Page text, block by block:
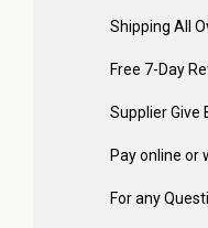
Shipping All
Free 7-Day
Supplier Give
Pay online or
For any